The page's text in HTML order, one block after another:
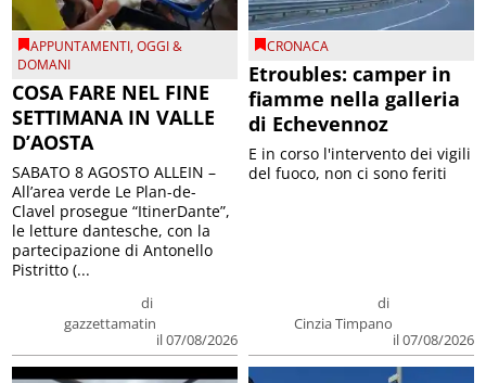
APPUNTAMENTI,OGGI &
DOMANI
COSA FARE NEL FINE
SETTIMANA IN VALLE
D’AOSTA
di
gazzettamatin
il 07/08/2026
SABATO 8 AGOSTO ALLEIN –
All’area verde Le Plan-de-
Clavel prosegue “ItinerDante”,
le letture dantesche, con la
partecipazione di Antonello
Pistritto (...
CRONACA
Etroubles: camper in
fiamme nella galleria
di Echevennoz
di
Cinzia Timpano
il 07/08/2026
E in corso l'intervento dei vigili
del fuoco, non ci sono feriti